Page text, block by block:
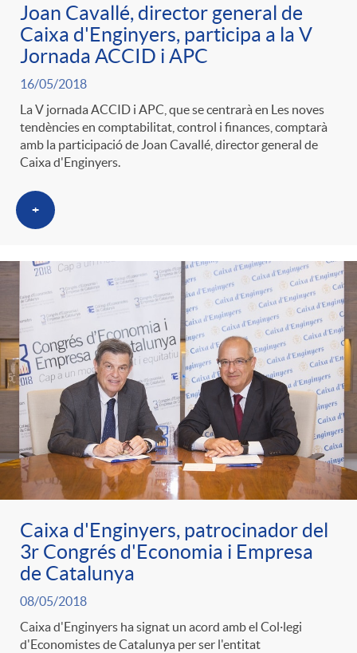
Joan Cavallé, director general de
Caixa d'Enginyers, participa a la V
Jornada ACCID i APC
16/05/2018
La V jornada ACCID i APC, que se centrarà en Les noves
tendències en comptabilitat, control i finances, comptarà
amb la participació de Joan Cavallé, director general de
Caixa d'Enginyers.
+
Caixa d'Enginyers, patrocinador del
3r Congrés d'Economia i Empresa
de Catalunya
08/05/2018
Caixa d'Enginyers ha signat un acord amb el Col·legi
d'Economistes de Catalunya per ser l'entitat